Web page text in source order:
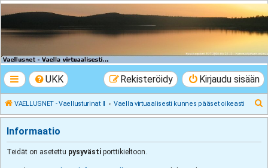
VAELLUSNET -
Vaellusturinat II
UKK Kirjaudu sisään
Rekisteröidy
VAELLUSNET - Vaellusturinat II Vaella virtuaalisesti kunnes pääset oikeasti
t
Informaatio
Teidät on asetettu pysyvästi porttikieltoon.